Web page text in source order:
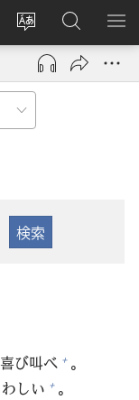
サ
イ
ト
の
言
え
る
ロ
グ
ン
し
で
開
JW.ORG
の
検
メ
を
喜び叫べ + 。
しい + 。